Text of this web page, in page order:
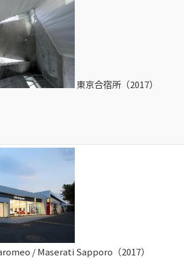
東京合宿所（2017）
/ Maserati Sapporo（2017）